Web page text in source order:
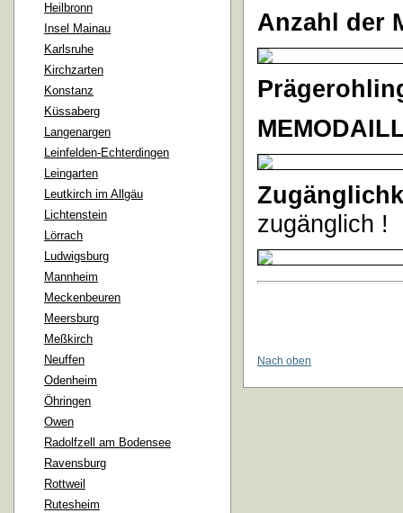
Heilbronn
Insel Mainau
Karlsruhe
Kirchzarten
Konstanz
Küssaberg
Langenargen
Leinfelden-Echterdingen
Leingarten
Leutkirch im Allgäu
Lichtenstein
Lörrach
Ludwigsburg
Mannheim
Meckenbeuren
Meersburg
Meßkirch
Neuffen
Odenheim
Öhringen
Owen
Radolfzell am Bodensee
Ravensburg
Rottweil
Rutesheim
Anzahl der
zugänglich !
Nach oben